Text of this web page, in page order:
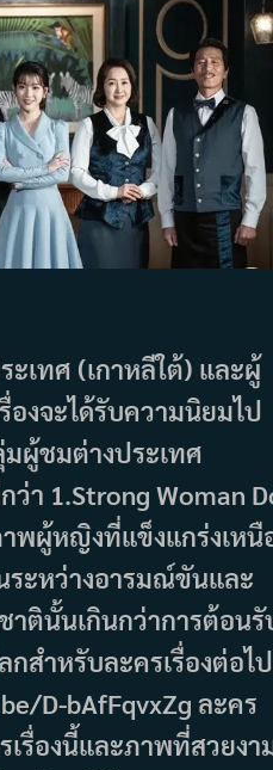
เทศ (เกาหลีใต้) และผู้
งจะได้รับความนิยมไป
ผู้ชมต่างประเทศ
า 1.Strong Woman
าพผู้หญิงที่แข็งแกร่งเหนื
ะหว่างอารมณ์ขันและ
าตินั้นเกินกว่าการต้อนรั
สำหรับละครเรื่องต่อไป
D-bAfFqvxZg ละคร
เรื่องนี้และภาพที่สวยงา